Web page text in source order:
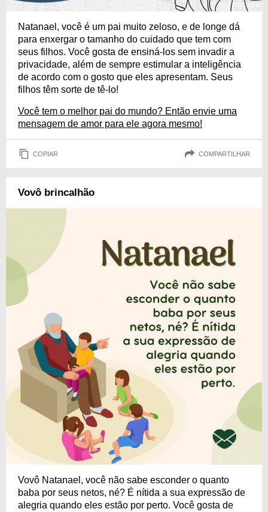
Natanael, você é um pai muito zeloso, e de longe dá
para enxergar o tamanho do cuidado que tem com
seus filhos. Você gosta de ensiná-los sem invadir a
privacidade, além de sempre estimular a inteligência
de acordo com o gosto que eles apresentam. Seus
filhos têm sorte de tê-lo!
Você tem o melhor pai do mundo? Então envie uma
mensagem de amor para ele agora mesmo!
COPIAR COMPARTILHAR
Vovô brincalhão
Vovô Natanael, você não sabe esconder o quanto
baba por seus netos, né? É nítida a sua expressão de
alegria quando eles estão por perto. Você gosta de